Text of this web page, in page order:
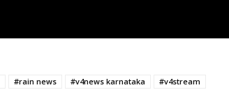
#rain news #v4news karnataka
#v4stream